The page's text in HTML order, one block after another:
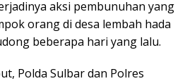
aksi pembunuhan yang
orang di desa lembah hada
beberapa hari yang lalu.
Polda Sulbar dan Polres